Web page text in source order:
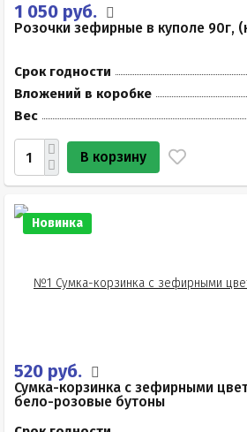
1 050 руб.
Розочки зефирные в куполе 90г,
Срок годности
Вложений в коробке
Вес
В корзину
Новинка
520 руб.
Сумка-корзинка с зефирными
бело-розовые бутоны